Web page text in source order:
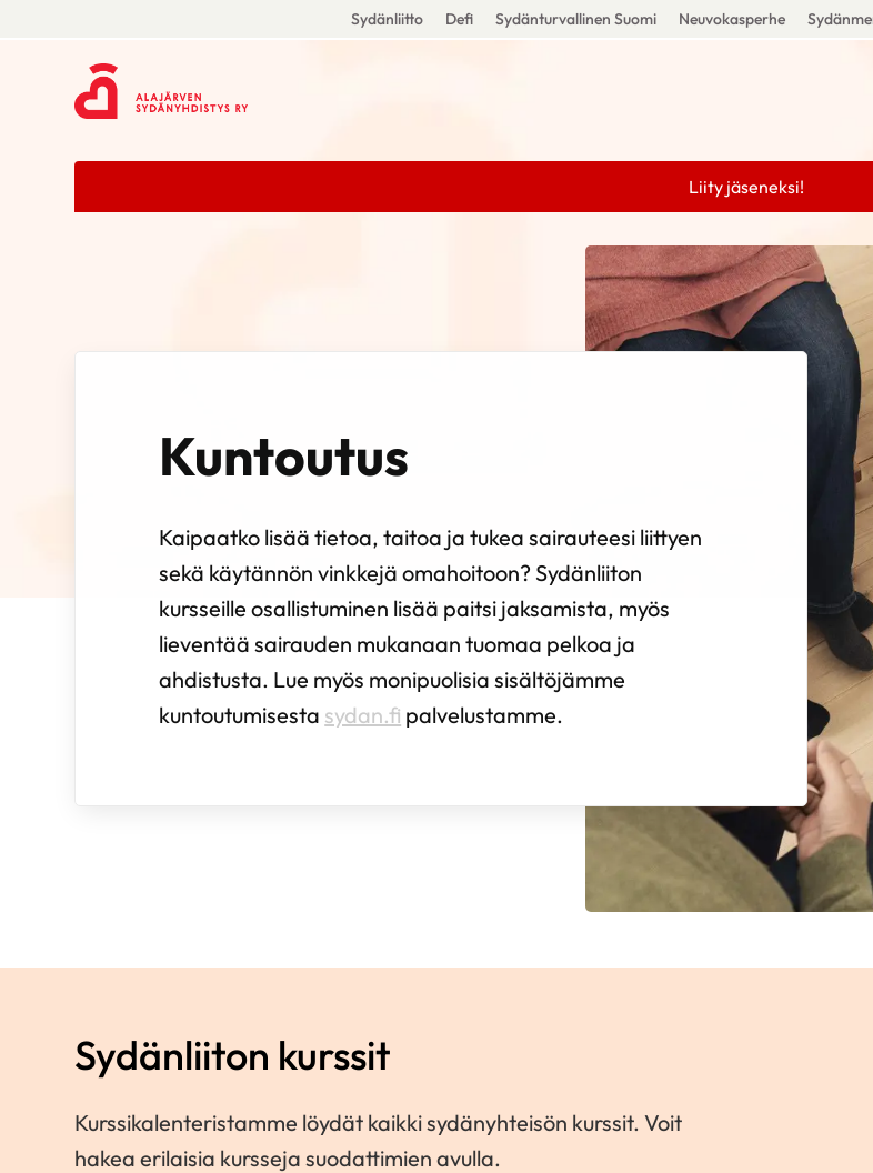
Sydänliitto Defi Sydänturvallinen Suomi Neuvokasperhe
Liity jäseneksi!
Kuntoutus
Kaipaatko lisää tietoa, taitoa ja tukea sairauteesi liittyen
sekä käytännön vinkkejä omahoitoon? Sydänliiton
kursseille osallistuminen lisää paitsi jaksamista, myös
lieventää sairauden mukanaan tuomaa pelkoa ja
ahdistusta. Lue myös monipuolisia sisältöjämme
kuntoutumisesta sydan.fi palvelustamme.
Sydänliiton kurssit
Kurssikalenteristamme löydät kaikki sydänyhteisön kurssit. Voit
hakea erilaisia kursseja suodattimien avulla.